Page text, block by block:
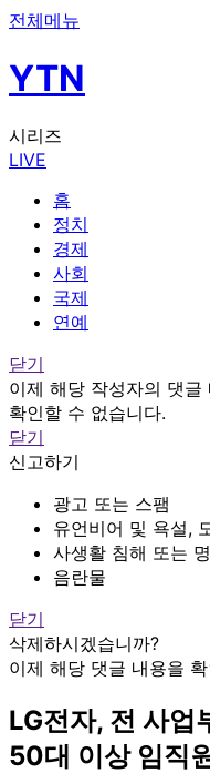
전체메뉴
YTN
시리즈
LIVE
홈
정치
경제
사회
국제
연예
닫기
이제 해당 작성자의 댓글
확인할 수 없습니다.
닫기
신고하기
광고 또는 스팸
유언비어 및 욕설,
사생활 침해 또는
음란물
닫기
삭제하시겠습니까?
이제 해당 댓글 내용을
LG전자, 전 사업
50대 이상 임직